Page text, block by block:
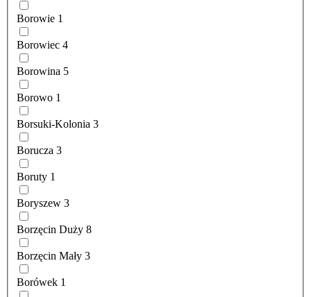
Borowie 1
Borowiec 4
Borowina 5
Borowo 1
Borsuki-Kolonia 3
Borucza 3
Boruty 1
Boryszew 3
Borzęcin Duży 8
Borzęcin Mały 3
Borówek 1